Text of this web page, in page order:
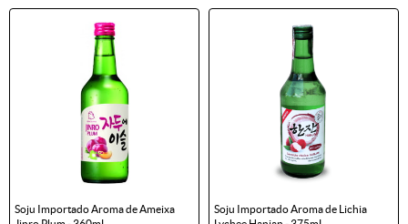
Soju Importado Aroma de Ameixa
Soju Importado Aroma de Lichia